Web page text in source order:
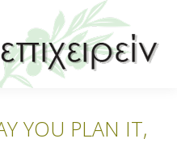
YOU PLAN IT,